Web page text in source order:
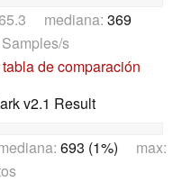
mediana: 369
s
de comparación
v2.1 Result
693 (1%) max: